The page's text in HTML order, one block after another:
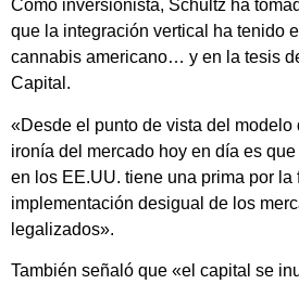
Como inversionista, Schultz ha
que la integración vertical ha tenido
cannabis americano… y en la tesis
Capital.
«Desde el punto de vista del
ironía del mercado hoy en día es
en los EE.UU. tiene una prima por la
implementación desigual de los
legalizados».
También señaló que «el capital se